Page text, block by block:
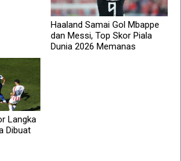
Haaland Samai Gol Mbappe
dan Messi, Top Skor Piala
Dunia 2026 Memanas
Langka
Dibuat